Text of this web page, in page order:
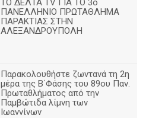
ΠΑΝΕΛΛΗΝΙΟ ΠΡΩΤΑΘΛΗΜΑ
ΠΑΡΑΚΤΙΑΣ ΣΤΗΝ
ΑΛΕΞΑΝΔΡΟΥΠΟΛΗ
Παρακολουθήστε ζωντανά τη 2η
μέρα της Β΄Φάσης του 89ου Παν.
Πρωταθλήματος από την
Παμβώτιδα λίμνη των
Ιωαννίνων